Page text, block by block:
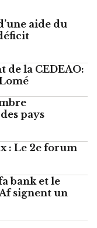
aide du
de la CEDEAO:
pays
: Le 2e forum
bank et le
signent un